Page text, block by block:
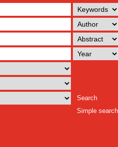
Search
Simple search